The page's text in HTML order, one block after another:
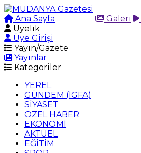
Ana Sayfa Galeri
Üyelik
Üye Girişi
Yayın/Gazete
Yayınlar
Kategoriler
YEREL
GÜNDEM (İGFA)
SİYASET
ÖZEL HABER
EKONOMİ
AKTÜEL
EĞİTİM